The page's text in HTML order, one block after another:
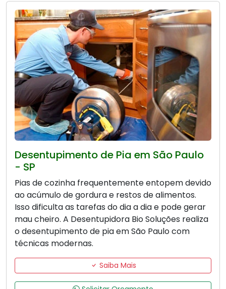
Desentupimento de Pia em São Paulo
- SP
Pias de cozinha frequentemente entopem devido
ao acúmulo de gordura e restos de alimentos.
Isso dificulta as tarefas do dia a dia e pode gerar
mau cheiro. A Desentupidora Bio Soluções realiza
o desentupimento de pia em São Paulo com
técnicas modernas.
Saiba Mais